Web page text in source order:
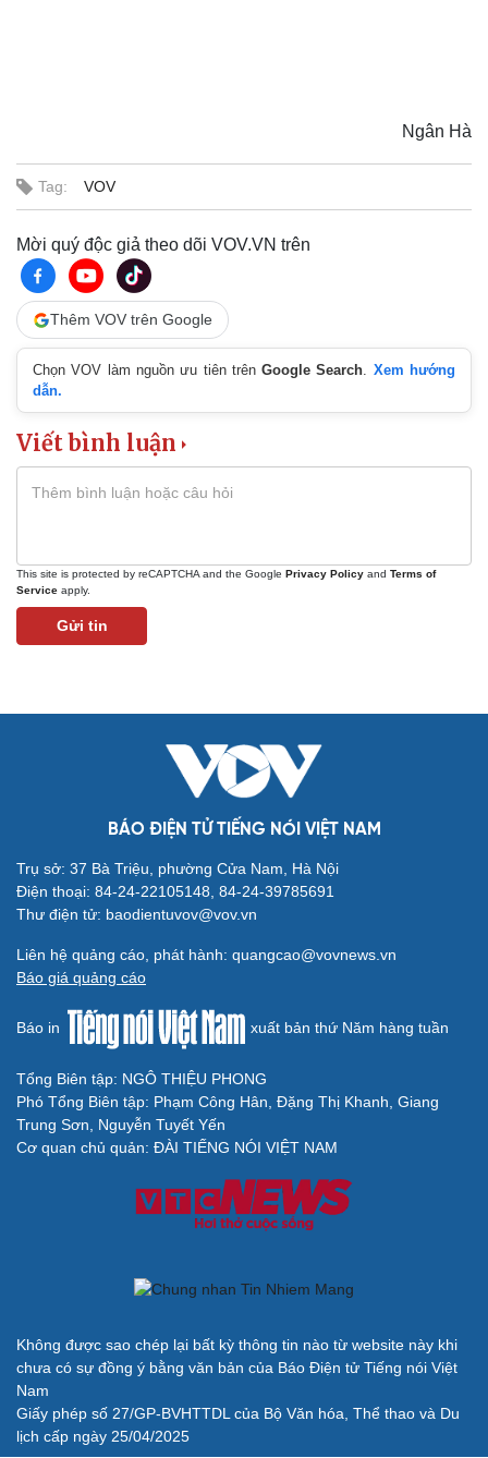
Sức khỏe
Dinh dưỡng - món ngon
Cây thuốc
Sản phụ khoa
Nhi khoa
Nam khoa
Phòng mạch online
Đời sống
Nhà đẹp
Văn hóa
Sân khấu - Điện ảnh
Di sản
Tư vấn
Săn Tour
check-in
Câu chuyện thời sự
Kể chuyện cho bé
Ngân Hà
Tag: VOV
Mời quý độc giả theo dõi VOV.VN trên
Thêm VOV trên Google
Chọn VOV làm nguồn ưu tiên trênGoogle Search. Xem hướng
dẫn.
Viết bình luận
This site is protected by reCAPTCHA and the Google Privacy Policy and Terms of
Service apply.
Gửi tin
BÁO ĐIỆN TỬ TIẾNG NÓI VIỆT NAM
Trụ sở: 37 Bà Triệu, phường Cửa Nam, Hà Nội
Điện thoại: 84-24-22105148, 84-24-39785691
Thư điện tử: baodientuvov@vov.vn
Liên hệ quảng cáo, phát hành: quangcao@vovnews.vn
Báo giá quảng cáo
Báo in xuất bản thứ Năm hàng tuần
Tổng Biên tập: NGÔ THIỆU PHONG
Phó Tổng Biên tập: Phạm Công Hân, Đặng Thị Khanh, Giang
Trung Sơn, Nguyễn Tuyết Yến
Cơ quan chủ quản: ĐÀI TIẾNG NÓI VIỆT NAM
Không được sao chép lại bất kỳ thông tin nào từ website này khi
chưa có sự đồng ý bằng văn bản của Báo Điện tử Tiếng nói Việt
Nam
Giấy phép số 27/GP-BVHTTDL của Bộ Văn hóa, Thể thao và Du
lịch cấp ngày 25/04/2025